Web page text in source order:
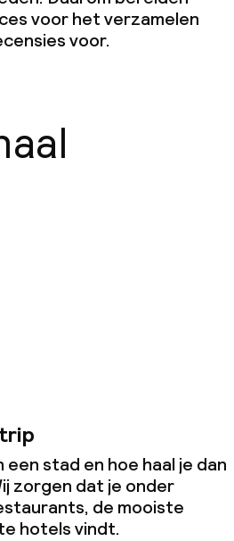
voor het verzamelen
voor.
stad en hoe haal je dan
zorgen dat je onder
de mooiste
hotels vindt.